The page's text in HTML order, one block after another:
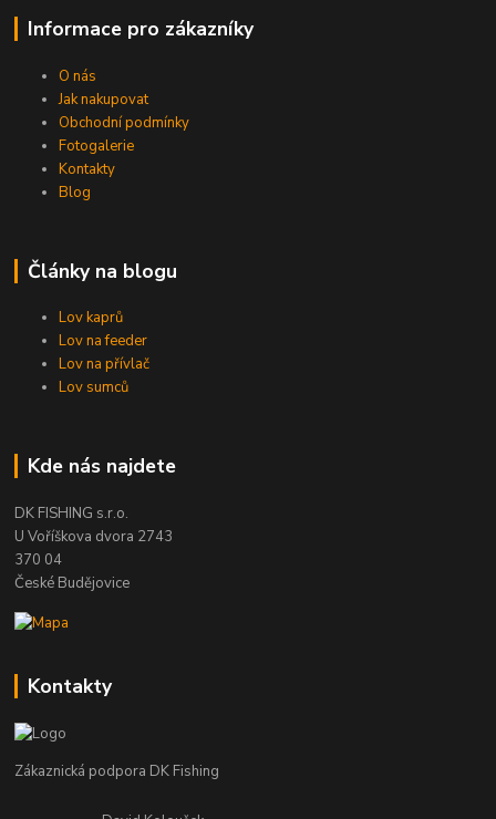
Informace pro zákazníky
O nás
Jak nakupovat
Obchodní podmínky
Fotogalerie
Kontakty
Blog
Články na blogu
Lov kaprů
Lov na feeder
Lov na přívlač
Lov sumců
Kde nás najdete
DK FISHING s.r.o.
U Voříškova dvora 2743
370 04
České Budějovice
Kontakty
Zákaznická podpora DK Fishing